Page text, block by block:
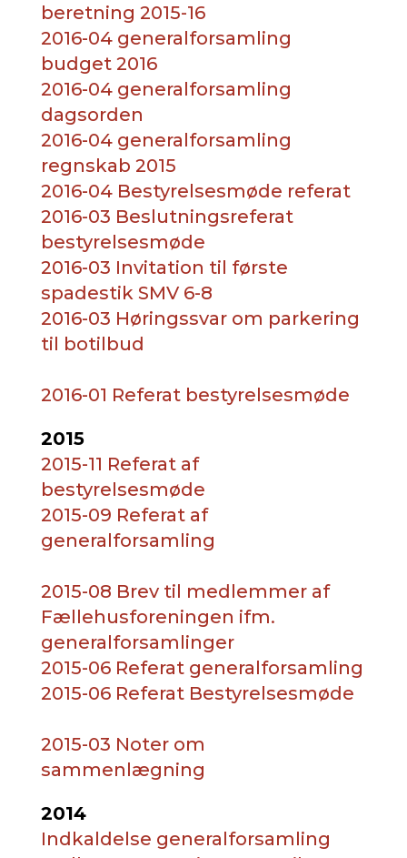
beretning 2015-16
2016-04 generalforsamling
budget 2016
2016-04 generalforsamling
dagsorden
2016-04 generalforsamling
regnskab 2015
2016-04 Bestyrelsesmøde referat
2016-03 Beslutningsreferat
bestyrelsesmøde
2016-03 Invitation til første
spadestik SMV 6-8
2016-03 Høringssvar om parkering
til botilbud
2016-01 Referat bestyrelsesmøde
2015
2015-11 Referat af
bestyrelsesmøde
2015-09 Referat af
generalforsamling
2015-08 Brev til medlemmer af
Fællehusforeningen ifm.
generalforsamlinger
2015-06 Referat generalforsamling
2015-06 Referat Bestyrelsesmøde
2015-03 Noter om
sammenlægning
2014
Indkaldelse generalforsamling